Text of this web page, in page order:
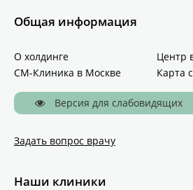
Общая информация
О холдинге
Центр
СМ-Клиника в Москве
Карта
Версия для слабовидящих
Задать вопрос врачу
Наши клиники